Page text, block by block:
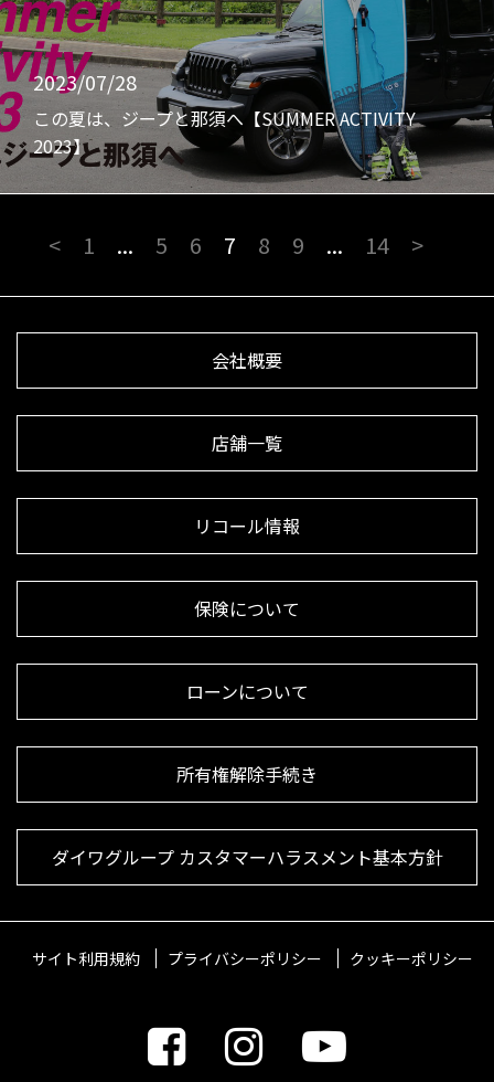
2023/07/28
この夏は、ジープと那須へ【SUMMER ACTIVITY
2023】
< 1 ... 5 6 7 8 9 ... 14 >
会社概要
店舗一覧
リコール情報
保険について
ローンについて
所有権解除手続き
ダイワグループ カスタマーハラスメント基本方針
サイト利用規約 プライバシーポリシー クッキーポリシー